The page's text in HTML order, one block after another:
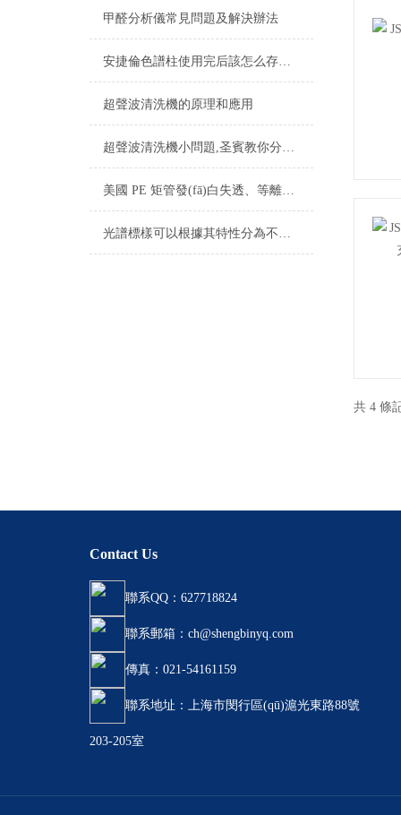
甲醛分析儀常見問題及解決辦法
安捷倫色譜柱使用完后該怎么存放？
超聲波清洗機的原理和應用
超聲波清洗機小問題,圣賓教你分析解決
美國 PE 矩管發(fā)白失透、等離子不穩(wěn)故障排查與解決辦法
光譜標樣可以根據其特性分為不同種類
共 4 條
Contact Us
聯系QQ：627718824
聯系郵箱：ch@shengbinyq.com
傳真：021-54161159
聯系地址：上海市閔行區(qū)滬光東路88號
203-205室